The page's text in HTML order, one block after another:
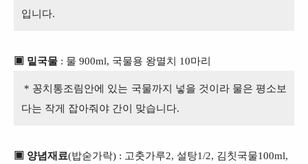
입니다.
▣ 밑국물 : 물 900ml, 국물용 왕멸치 10마리
* 꽁치통조림안에 있는 국물까지 넣을 것이라 물은 평소보
다는 작게 잡아줘야 간이 맞습니다.
▣ 양념재료(밥숟가락) : 고춧가루2, 설탕1/2, 김칫국물100ml,